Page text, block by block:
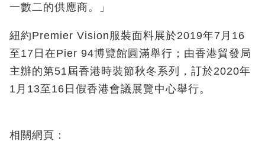
一數二的供應商。」
紐約Premier Vision服裝面料展於2019年7月16
至17日在Pier 94博覽館圓滿舉行；由香港貿發局
主辦的第51屆香港時裝節秋冬系列，訂於2020年
1月13至16日假香港會議展覽中心舉行。
相關網頁：